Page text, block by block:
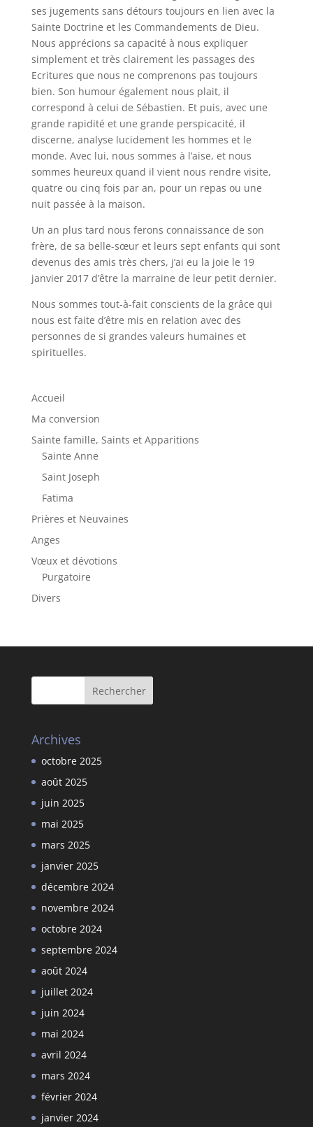
ses jugements sans détours toujours en lien avec la
Sainte Doctrine et les Commandements de Dieu.
Nous apprécions sa capacité à nous expliquer
simplement et très clairement les passages des
Ecritures que nous ne comprenons pas toujours
bien. Son humour également nous plait, il
correspond à celui de Sébastien. Et puis, avec une
grande rapidité et une grande perspicacité, il
discerne, analyse lucidement les hommes et le
monde. Avec lui, nous sommes à l’aise, et nous
sommes heureux quand il vient nous rendre visite,
quatre ou cinq fois par an, pour un repas ou une
nuit passée à la maison.
Un an plus tard nous ferons connaissance de son
frère, de sa belle-sœur et leurs sept enfants qui sont
devenus des amis très chers, j’ai eu la joie le 19
janvier 2017 d’être la marraine de leur petit dernier.
Nous sommes tout-à-fait conscients de la grâce qui
nous est faite d’être mis en relation avec des
personnes de si grandes valeurs humaines et
spirituelles.
Accueil
Ma conversion
Sainte famille, Saints et Apparitions
Sainte Anne
Saint Joseph
Fatima
Prières et Neuvaines
Anges
Vœux et dévotions
Purgatoire
Divers
Archives
octobre 2025
août 2025
juin 2025
mai 2025
mars 2025
janvier 2025
décembre 2024
novembre 2024
octobre 2024
septembre 2024
août 2024
juillet 2024
juin 2024
mai 2024
avril 2024
mars 2024
février 2024
janvier 2024